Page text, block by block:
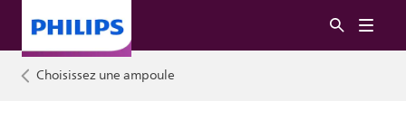
Choisissez une ampoule